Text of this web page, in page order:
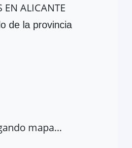
EN ALICANTE
de la provincia
mapa…